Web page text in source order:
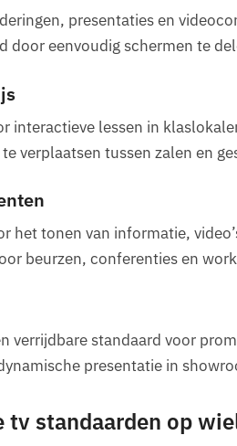
presentaties en
door eenvoudig schermen te
interactieve lessen in
te verplaatsen tussen zalen en
het tonen van informatie,
beurzen, conferenties en
verrijdbare standaard voor
presentatie in
tv standaarden op